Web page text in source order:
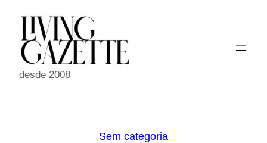
conteúdo
desde 2008
Sem categoria